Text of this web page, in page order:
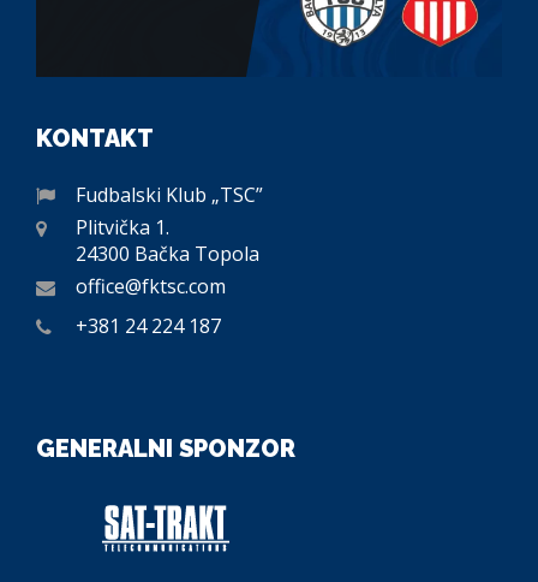
KONTAKT
Fudbalski Klub „TSC”
Plitvička 1.
24300 Bačka Topola
office@fktsc.com
+381 24 224 187
GENERALNI SPONZOR